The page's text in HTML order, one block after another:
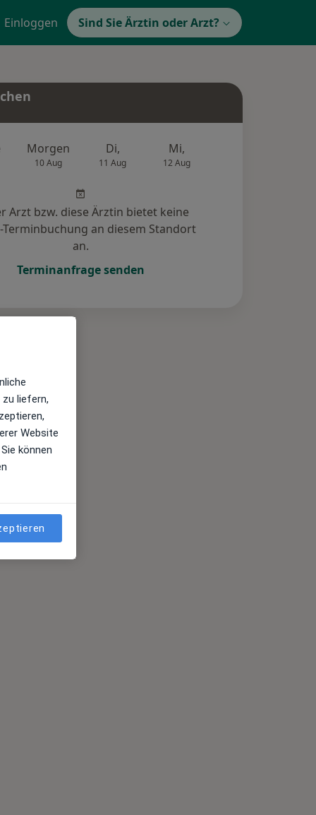
Einloggen Sind Sie Ärztin oder Arzt?
Morgen
10 Aug
Di,
11 Aug
Mi,
12 Aug
Arzt bzw. diese Ärztin bietet keine
Terminbuchung an diesem Standort
an.
Terminanfrage senden
liefern,
Website
können